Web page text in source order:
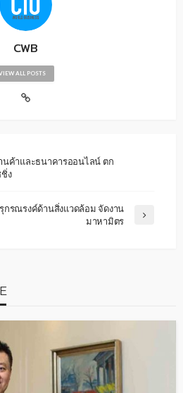
CWB
ALL POSTS
นค้าและธนาคารออนไลน์ ตก
ง
กรณรงค์ด้านสิ่งแวดล้อม จัดงาน
มาหามิตร